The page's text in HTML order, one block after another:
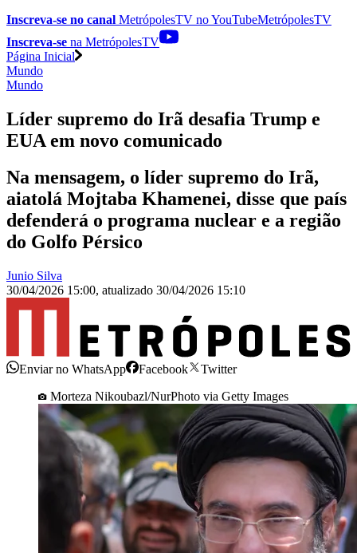
Inscreva-se no canal MetrópolesTV noYouTubeMetrópolesTV
Inscreva-se na MetrópolesTV
Página Inicial
Mundo
Mundo
Líder supremo do Irã desafia Trump e
EUA em novo comunicado
Na mensagem, o líder supremo do Irã,
aiatolá Mojtaba Khamenei, disse que país
defenderá o programa nuclear e a região
do Golfo Pérsico
Junio Silva
30/04/2026 15:00, atualizado 30/04/2026 15:10
Enviar no WhatsApp Facebook
Twitter
Morteza Nikoubazl/NurPhoto via Getty Images